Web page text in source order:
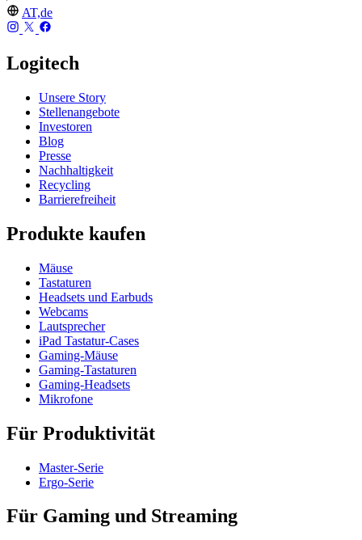
AT,de
Logitech
Unsere Story
Stellenangebote
Investoren
Blog
Presse
Nachhaltigkeit
Recycling
Barrierefreiheit
Produkte kaufen
Mäuse
Tastaturen
Headsets und Earbuds
Webcams
Lautsprecher
iPad Tastatur-Cases
Gaming-Mäuse
Gaming-Tastaturen
Gaming-Headsets
Mikrofone
Für Produktivität
Master-Serie
Ergo-Serie
Für Gaming und Streaming